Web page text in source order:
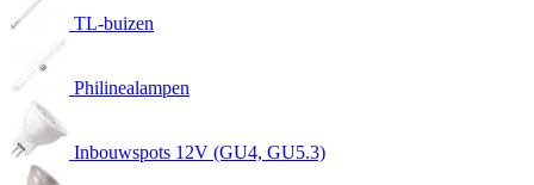
TL-buizen
Philinealampen
Inbouwspots 12V (GU4, GU5.3)